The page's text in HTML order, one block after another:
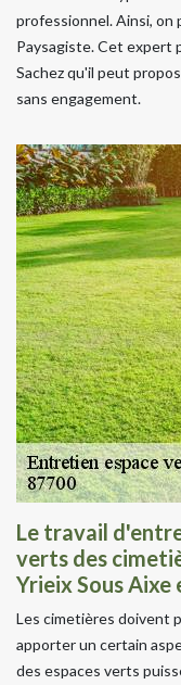
professionnel. Ainsi, on
Paysagiste. Cet expert
Sachez qu'il peut
sans engagement.
Le travail
verts des
Yrieix Sous Aixe
Les cimetières doivent
apporter un certain
des espaces verts